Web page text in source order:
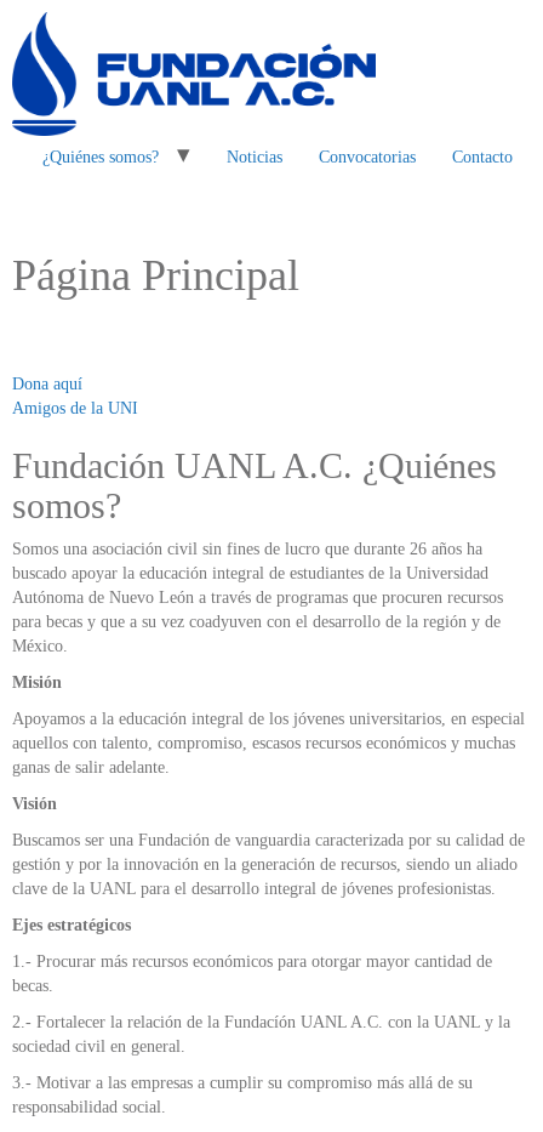
¿Quiénes somos? Noticias Convocatorias Contacto
Página Principal
Dona aquí
Amigos de la UNI
Fundación UANL A.C. ¿Quiénes
somos?
Somos una asociación civil sin fines de lucro que durante 26 años ha
buscado apoyar la educación integral de estudiantes de la Universidad
Autónoma de Nuevo León a través de programas que procuren recursos
para becas y que a su vez coadyuven con el desarrollo de la región y de
México.
Misión
Apoyamos a la educación integral de los jóvenes universitarios, en especial
aquellos con talento, compromiso, escasos recursos económicos y muchas
ganas de salir adelante.
Visión
Buscamos ser una Fundación de vanguardia caracterizada por su calidad de
gestión y por la innovación en la generación de recursos, siendo un aliado
clave de la UANL para el desarrollo integral de jóvenes profesionistas.
Ejes estratégicos
1.- Procurar más recursos económicos para otorgar mayor cantidad de
becas.
2.- Fortalecer la relación de la Fundacíón UANL A.C. con la UANL y la
sociedad civil en general.
3.- Motivar a las empresas a cumplir su compromiso más allá de su
responsabilidad social.